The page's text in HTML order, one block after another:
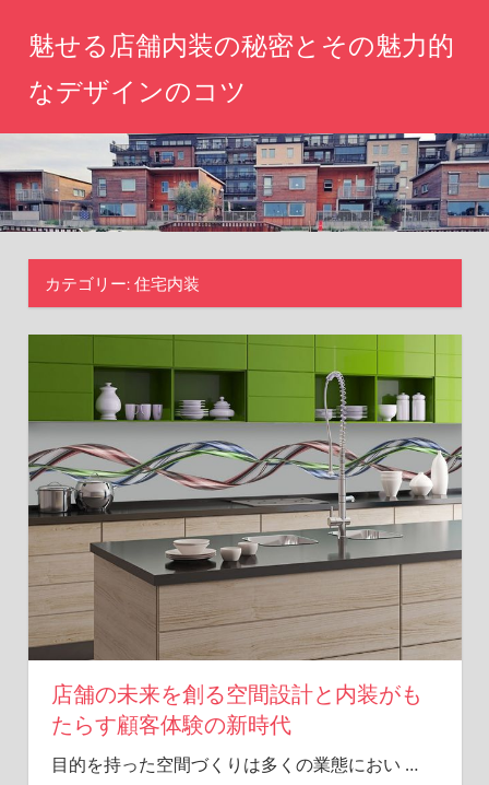
ツ
へ
ス
キ
魅せる店舗内装の秘密とその魅力的
なデザインのコツ
惹
き
つ
間
づ
く
な
た
の
夢
を
形
す！
カテゴリー: 住宅内装
店舗の未来を創る空間設計と内装がも
たらす顧客体験の新時代
目的を持った空間づくりは多くの業態におい …